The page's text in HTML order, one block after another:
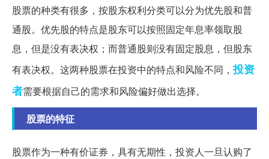
股票的种类有很多，按股东权利分类可以分为优先股和普
通股。优先股的特点是股东可以按照固定年息率领取股
息，但是没有表决权；而普通股则没有固定股息，但股东
有表决权。这两种股票在投资中的特点和风险不同，投资
者需要根据自己的需求和风险偏好做出选择。
股票的特征
股票作为一种有价证券，具有无期性，投资人一旦认购了